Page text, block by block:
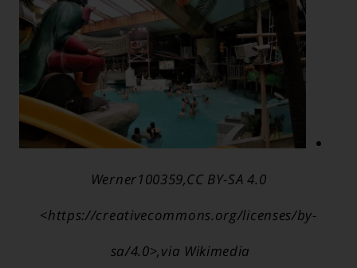
Werner100359,CC BY-SA 4.0
<https://creativecommons.org/licenses/by-
sa/4.0>,via Wikimedia